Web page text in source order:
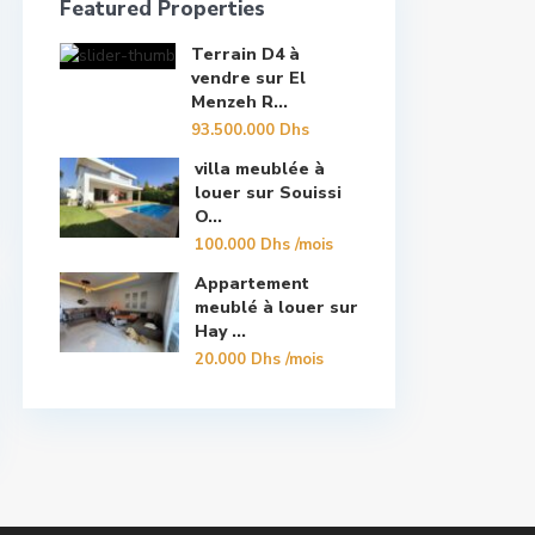
Featured Properties
Terrain D4 à
vendre sur El
Menzeh R...
93.500.000 Dhs
villa meublée à
louer sur Souissi
O...
100.000 Dhs/mois
Appartement
meublé à louer sur
Hay ...
20.000 Dhs/mois